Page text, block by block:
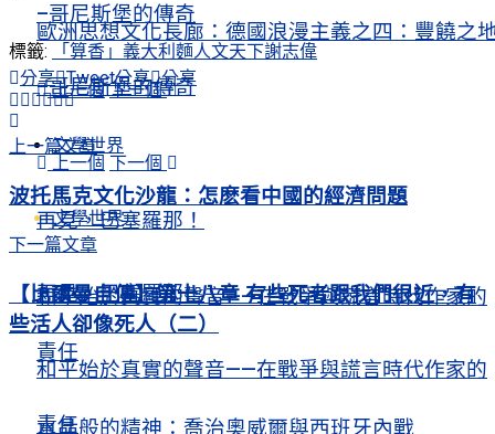
–哥尼斯堡的傳奇
上一個 下一個
文學世界
再見，巴塞羅那！
和平始於真實的聲音——在戰爭與謊言時代作家的
責任
水晶般的精神：喬治奧威爾與西班牙內戰
歐洲思想文化長廊：德國浪漫主義之四：豐饒之
–哥尼斯堡的傳奇
上一個 下一個
文學世界
再見，巴塞羅那！
和平始於真實的聲音——在戰爭與謊言時代作家的
責任
標籤: 「算香」義大利麵人文天下謝志偉
分享 Tweet分享 分享
上一篇文章
波托馬克文化沙龍：怎麽看中國的經濟問題
下一篇文章
【比爾曼自傳】第十八章 有些死者跟我們很近，有
些活人卻像死人（二）